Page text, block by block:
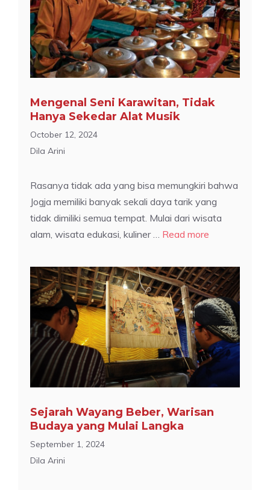
Mengenal Seni Karawitan, Tidak
Hanya Sekedar Alat Musik
October 12, 2024
Dila Arini
Rasanya tidak ada yang bisa memungkiri bahwa
Jogja memiliki banyak sekali daya tarik yang
tidak dimiliki semua tempat. Mulai dari wisata
alam, wisata edukasi, kuliner … Read more
Sejarah Wayang Beber, Warisan
Budaya yang Mulai Langka
September 1, 2024
Dila Arini